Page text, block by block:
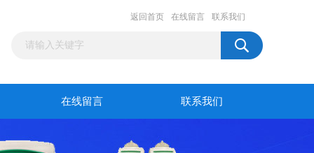
返回首页 在线留言 联系我们
在线留言 联系我们